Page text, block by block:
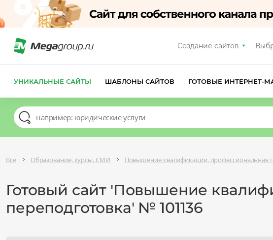
Создание сайтов
УНИКАЛЬНЫЕ САЙТЫ ШАБЛОНЫ САЙТОВ ГОТОВЫЕ ИНТЕРНЕТ-
Все Образование, курсы, СМИ Повышение квалификации, профессиональная
Готовый сайт 'Повышение
переподготовка' № 101136